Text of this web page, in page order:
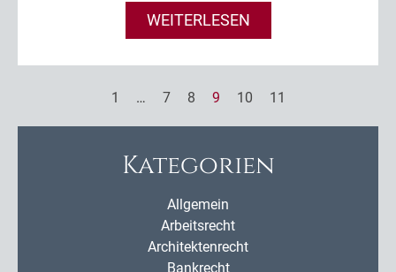
WEITERLESEN
1 … 7 8 9 10 11
Kategorien
Allgemein
Arbeitsrecht
Architektenrecht
Bankrecht